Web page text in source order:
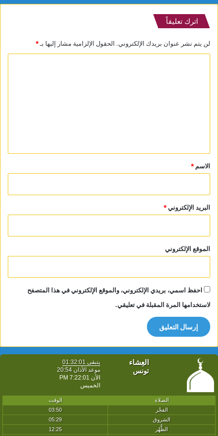
اترك تعليقاً
لن يتم نشر عنوان بريدك الإلكتروني. الحقول الإلزامية مشار إليها بـ*
*
الاسم *
البريد الإلكتروني*
الموقع الإلكتروني
احفظ اسمي، بريدي الإلكتروني، والموقع الإلكتروني في هذا المتصفح
لاستخدامها المرة المقبلة في تعليقي.